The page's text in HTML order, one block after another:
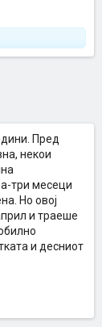
Пред
некои
три месеци
Но овој
и траеше
и десниот